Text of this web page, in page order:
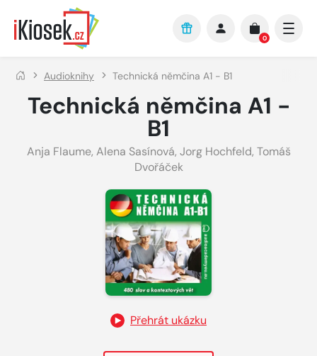
Přejít na hlavní obsah
0
Audioknihy Technická němčina A1 - B1
Technická němčina A1 -
B1
Anja Flaume, Alena Sasínová, Jorg Hochfeld, Tomáš
Dvořáček
Přehrát ukázku